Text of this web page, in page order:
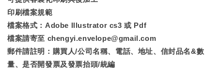
印刷檔案規範
檔案格式：Adobe Illustrator cs3 或 Pdf
檔案請寄至 chengyi.envelope@gmail.com
郵件請註明：購買人/公司名稱、電話、地址、信封品名&數
量、是否開發票及發票抬頭/統編